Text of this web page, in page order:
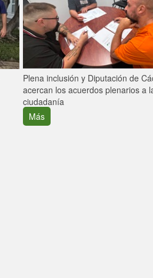
Plena inclusión y Diputación de
acercan los acuerdos plenarios a
ciudadanía
Más